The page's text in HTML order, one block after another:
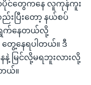
ာပိုင်တွေကနေ လူကုန်ကူး
ပြီးတော့ နယ်စပ်
ရွက်နေတယ်လို့
တွေ့နေရပါတယ်။ ဒီ
မြင်လို့မရဘူးလားလို့
ယ်။